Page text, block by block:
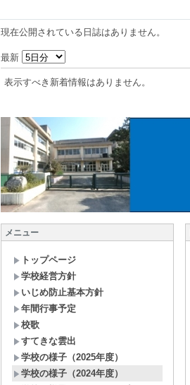
現在公開されている日誌はありません。
最新
表示すべき新着情報はありません。
メニュー
トップページ
学校経営方針
いじめ防止基本方針
年間行事予定
校歌
すてきな雲出
学校の様子（2025年度）
学校の様子（2024年度）